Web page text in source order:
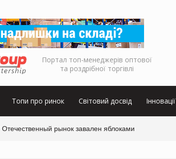
Портал топ-менеджерів оптової
та роздрібної торгівлі
Топи про ринок Світовий досвід Інновації
Отечественный рынок завален яблоками